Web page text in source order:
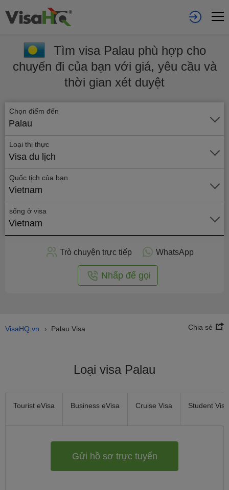
Tìm visa Palau phù hợp cho
chuyến đi của bạn với giá, yêu cầu và
thời gian xét duyệt
Chọn điểm đến
Palau
Loại thị thực
Visa du lịch
Quốc tịch của bạn
Vietnam
sống ở visa
Vietnam
Gửi
hồ
Trò chuyện trực tiếp WhatsApp
Nhấp để gọi
VisaHQ.vn › Palau Visa Chia sẻ
Loại visa Palau
Tourist eVisa Business eVisa Cruise Visa Student Visa
Gửi hồ sơ trực tuyến